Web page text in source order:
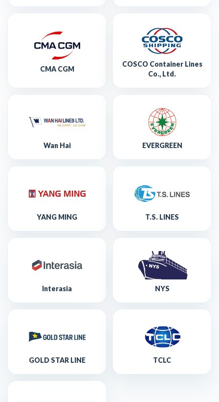
CMA CGM
COSCO Container Lines
Co., Ltd.
Wan Hai EVERGREEN
YANG MING T.S. LINES
Interasia NYS
GOLD STAR LINE TCLC